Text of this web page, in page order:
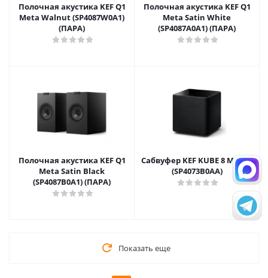
Полочная акустика KEF Q1
Meta Walnut (SP4087W0A1)
(ПАРА)
Полочная акустика KEF Q1
Meta Satin White
(SP4087A0A1) (ПАРА)
Полочная акустика KEF Q1
Meta Satin Black
(SP4087B0A1) (ПАРА)
Сабвуфер KEF KUBE 8 MIE EU
(SP4073B0AA)
Показать еще